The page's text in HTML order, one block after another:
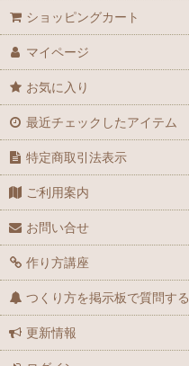
ショッピングカート
マイページ
お気に入り
最近チェックしたアイテム
特定商取引法表示
ご利用案内
お問い合せ
作り方講座
つくり方を掲示板で質問する
更新情報